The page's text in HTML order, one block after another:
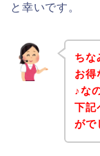
と幸いです。
ちな
お得
♪な
下記
がで